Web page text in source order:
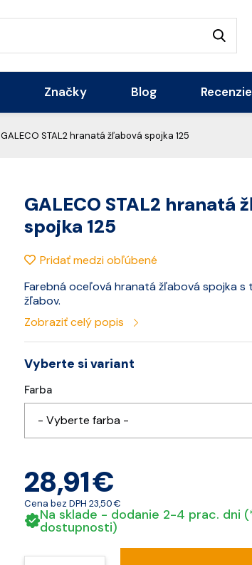
Značky Blog Recenzie
GALECO STAL2 hranatá žľabová spojka 125
GALECO STAL2 hranatá
spojka 125
Pridať medzi obľúbené
Farebná oceľová hranatá žľabová spojka s
žľabov.
Zobraziť celý popis
Vyberte si variant
Farba
- Vyberte farba -
28,91 €
Cena bez DPH 23,50 €
Na sklade - dodanie 2-4 prac. dni
dostupnosti)